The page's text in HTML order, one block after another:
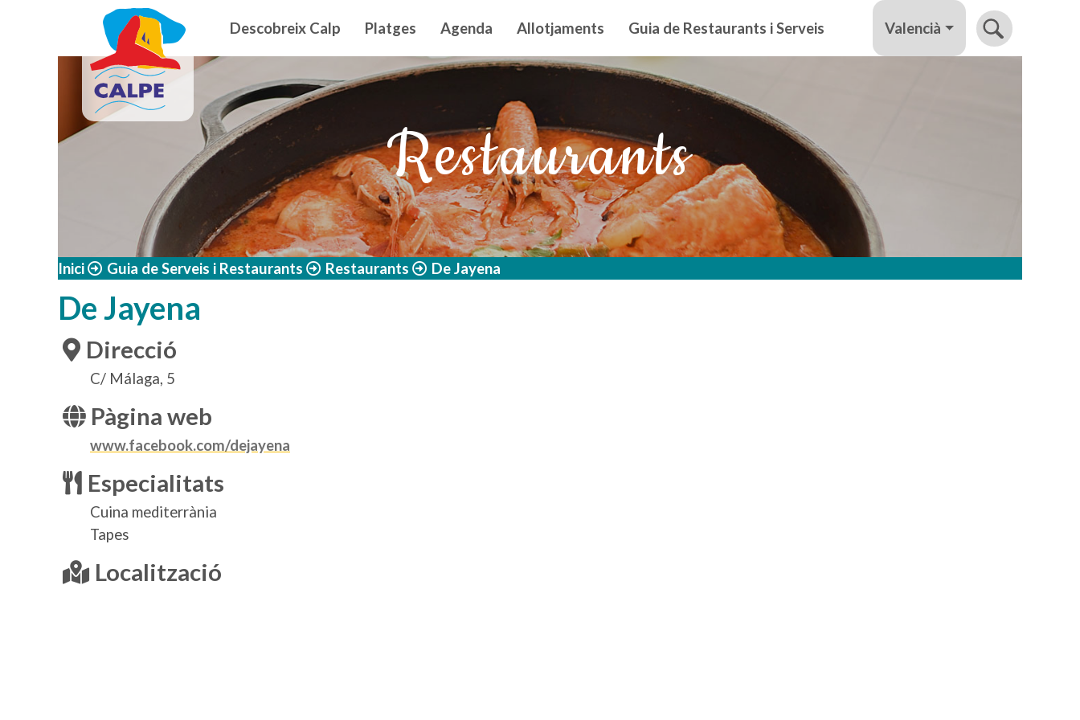
Vés al contingut Navegación principal
Descobreix Calp Platges Agenda Allotjaments Guia de Restaurants i Serveis Valencià
Restaurants
Inici Guia de Serveis i Restaurants Restaurants De Jayena
De Jayena
Direcció
C/ Málaga, 5
Pàgina web
www.facebook.com/dejayena
Especialitats
Cuina mediterrània
Tapes
Localització